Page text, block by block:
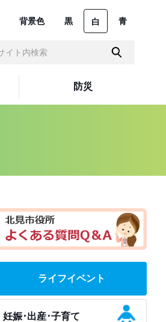
防災
背景色 黒 白 青
ライフイベント
妊娠･出産･子育て